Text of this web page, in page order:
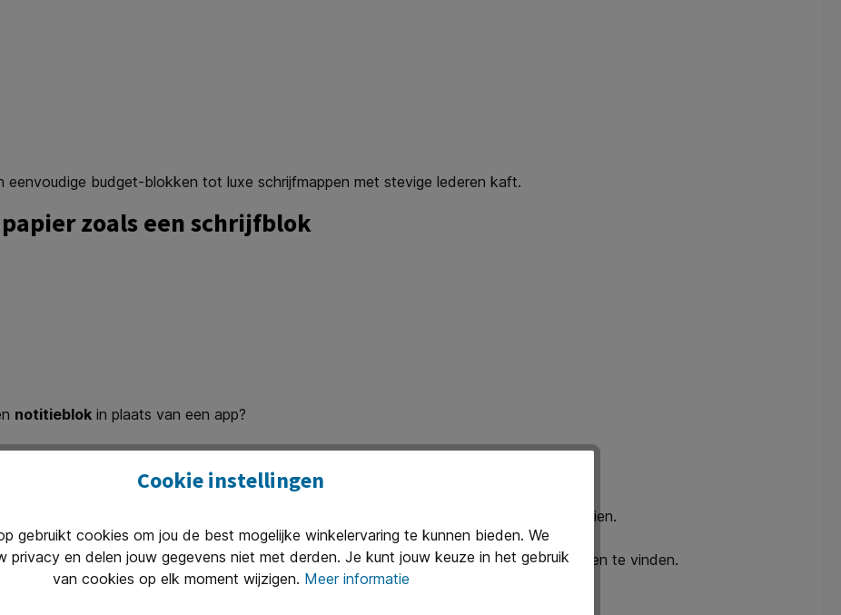
eenvoudige budget-blokken tot luxe schrijfmappen met stevige lederen kaft.
zoals een schrijfblok
notitieblok in plaats van een app?
Alleen jij, je pen en je ideeën.
omcirkel je belangrijke punten en gebruik je pijlen of tekeningen om verbanden te zien.
kleine diagrammen. Dat helpt om anders naar problemen te kijken en sneller oplossingen te vinden.
Vooral handig tijdens vergaderingen, klantbezoeken of onderweg.
Cookie instellingen
gebruikt cookies om jou de best mogelijke winkelervaring te kunnen bieden. We
privacy en delen jouw gegevens niet met derden. Je kunt jouw keuze in het gebruik
van cookies op elk moment wijzigen. Meer informatie